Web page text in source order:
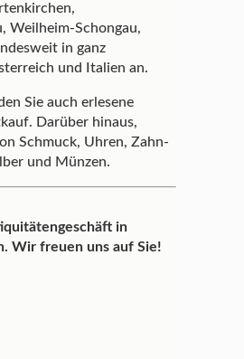
Weilheim-Schongau,
in ganz
und Italien an.
Sie auch erlesene
Darüber hinaus,
Schmuck, Uhren, Zahn-
und Münzen.
in
Wir freuen uns auf Sie!